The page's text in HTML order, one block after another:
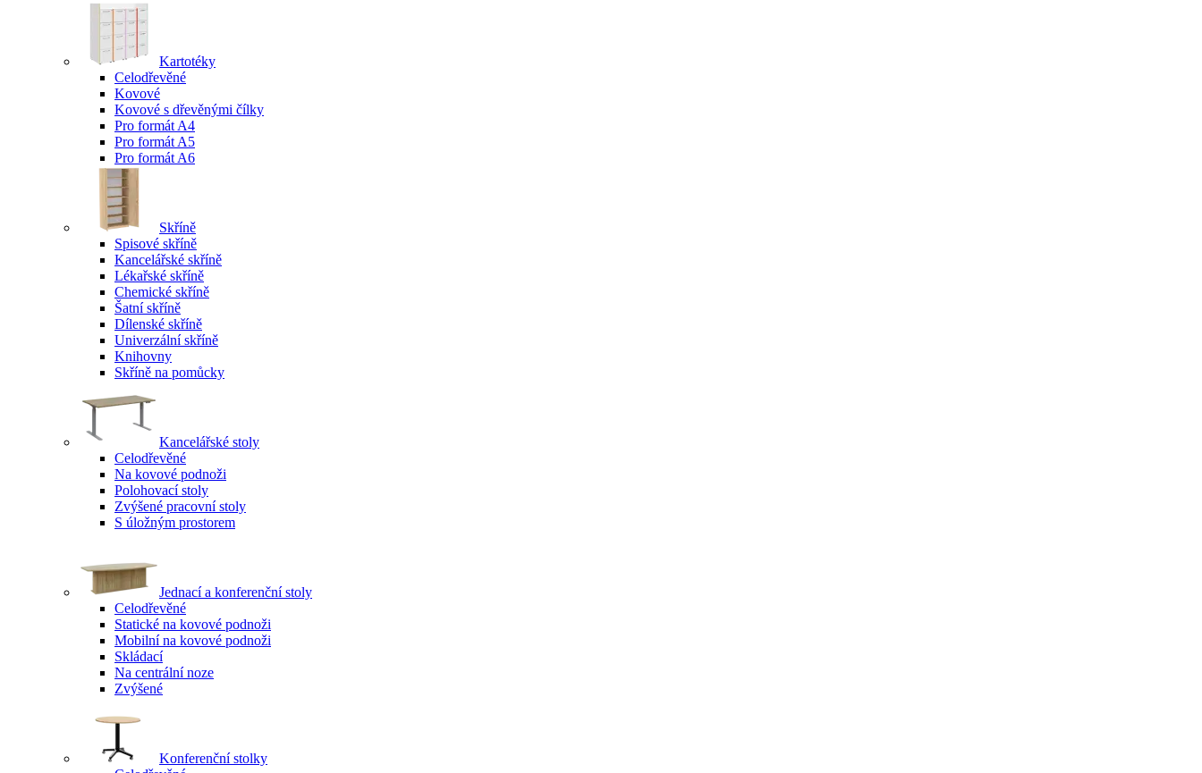
Kartotéky
Celodřevěné
Kovové
Kovové s dřevěnými čílky
Pro formát A4
Pro formát A5
Pro formát A6
Skříně
Spisové skříně
Kancelářské skříně
Lékařské skříně
Chemické skříně
Šatní skříně
Dílenské skříně
Univerzální skříně
Knihovny
Skříně na pomůcky
Kancelářské stoly
Celodřevěné
Na kovové podnoži
Polohovací stoly
Zvýšené pracovní stoly
S úložným prostorem
Jednací a konferenční stoly
Celodřevěné
Statické na kovové podnoži
Mobilní na kovové podnoži
Skládací
Na centrální noze
Zvýšené
Konferenční stolky